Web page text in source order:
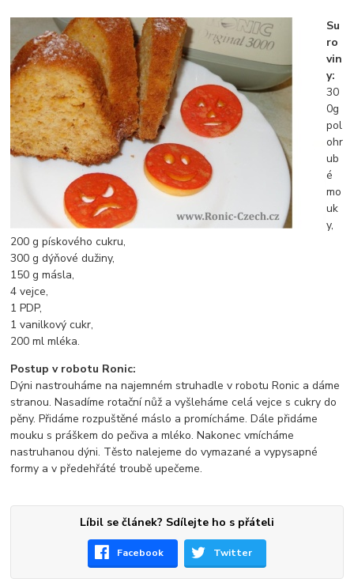
Su
ro
vin
y:
30
0g
pol
ohr
ub
é
mo
uk
y,
200 g pískového cukru,
300 g dýňové dužiny,
150 g másla,
4 vejce,
1 PDP,
1 vanilkový cukr,
200 ml mléka.
Postup v robotu Ronic:
Dýni nastrouháme na najemném struhadle v robotu Ronic a dáme
stranou. Nasadíme rotační nůž a vyšleháme celá vejce s cukry do
pěny. Přidáme rozpuštěné máslo a promícháme. Dále přidáme
mouku s práškem do pečiva a mléko. Nakonec vmícháme
nastruhanou dýni. Těsto nalejeme do vymazané a vypysapné
formy a v předehřáté troubě upečeme.
Líbil se článek? Sdílejte ho s přáteli
Facebook Twitter